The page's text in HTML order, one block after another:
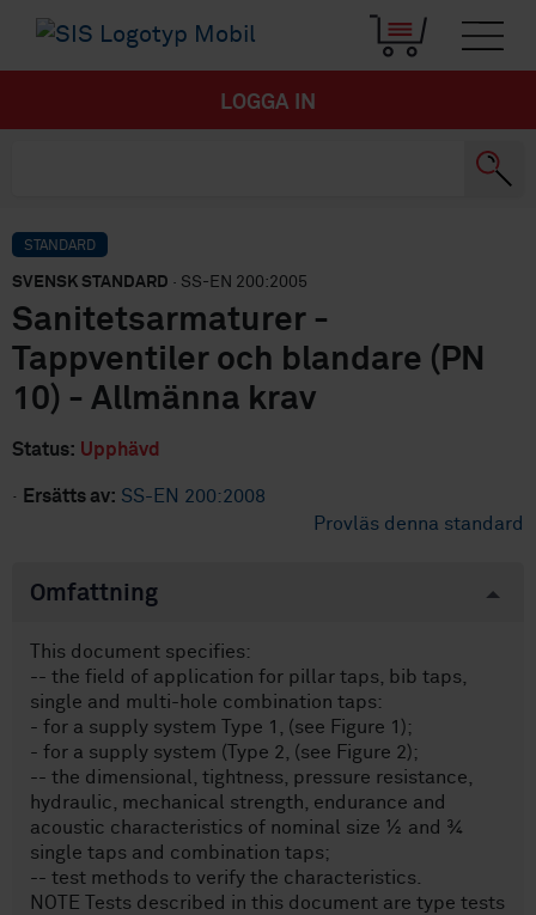
LOGGA IN
STANDARD
SVENSK STANDARD · SS-EN 200:2005
Sanitetsarmaturer -
Tappventiler och blandare (PN
10) - Allmänna krav
Status: Upphävd
· Ersätts av: SS-EN 200:2008
Provläs denna standard
Omfattning
This document specifies:
-- the field of application for pillar taps, bib taps,
single and multi-hole combination taps:
- for a supply system Type 1, (see Figure 1);
- for a supply system (Type 2, (see Figure 2);
-- the dimensional, tightness, pressure resistance,
hydraulic, mechanical strength, endurance and
acoustic characteristics of nominal size ½ and ¾
single taps and combination taps;
-- test methods to verify the characteristics.
NOTE Tests described in this document are type tests